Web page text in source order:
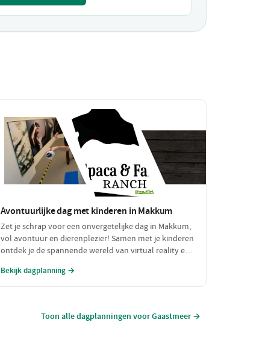
Avontuurlijke dag met kinderen in Makkum
Zet je schrap voor een onvergetelijke dag in Makkum,
vol avontuur en dierenplezier! Samen met je kinderen
ontdek je de spannende wereld van virtual reality en
geitenboerderij. Sluit de dag af met een ontmoeting
Bekijk dagplanning →
Toon alle dagplanningen voor Gaastmeer →